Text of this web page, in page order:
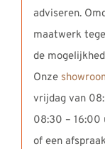
adviseren.
maatwerk
de
Onze
vrijdag van
08:30 – 16:00
of een